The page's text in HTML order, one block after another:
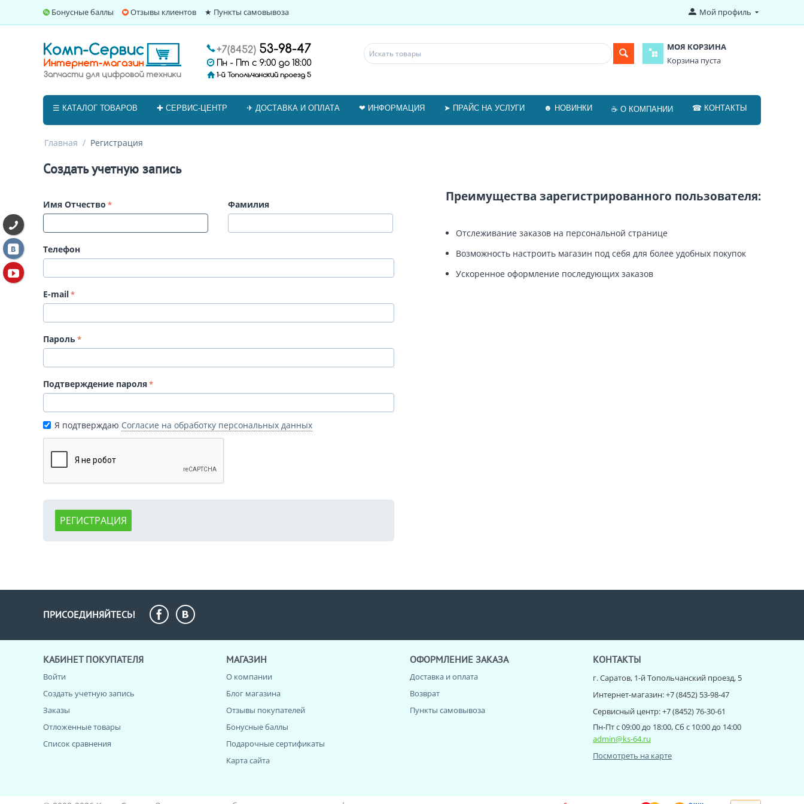
Бонусные баллы Отзывы клиентов ★ Пункты самовывоза Мой профиль
МОЯ КОРЗИНА
Корзина пуста
☰ КАТАЛОГ ТОВАРОВ ✚ СЕРВИС-ЦЕНТР ✈ ДОСТАВКА И ОПЛАТА ❤ ИНФОРМАЦИЯ ➤ ПРАЙС НА УСЛУГИ ☻ НОВИНКИ ☕ О КОМПАНИИ ☎ КОНТАКТЫ
Главная / Регистрация
Создать учетную запись
Имя Отчество Фамилия
Телефон
E-mail
Пароль
Подтверждение пароля
Я подтверждаю Согласие на обработку персональных данных
РЕГИСТРАЦИЯ
Преимущества зарегистрированного пользователя:
Отслеживание заказов на персональной странице
Возможность настроить магазин под себя для более удобных покупок
Ускоренное оформление последующих заказов
ПРИСОЕДИНЯЙТЕСЬ!
КАБИНЕТ ПОКУПАТЕЛЯ
Войти
Создать учетную запись
Заказы
Отложенные товары
Список сравнения
МАГАЗИН
О компании
Блог магазина
Отзывы покупателей
Бонусные баллы
Подарочные сертификаты
Карта сайта
ОФОРМЛЕНИЕ ЗАКАЗА
Доставка и оплата
Возврат
Пункты самовывоза
КОНТАКТЫ
г. Саратов, 1-й Топольчанский проезд, 5
Интернет-магазин: +7 (8452) 53-98-47
Сервисный центр: +7 (8452) 76-30-61
Пн-Пт с 09:00 до 18:00, Сб с 10:00 до 14:00
admin@ks-64.ru
Посмотреть на карте